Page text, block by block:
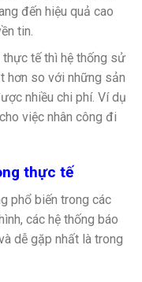
đến hiệu quả cao
tin.
thực tế thì hệ thống sử
hơn so với những sản
nhiều chi phí. Ví dụ
việc nhân công đi
thực tế
phổ biến trong các
các hệ thống báo
dễ gặp nhất là trong